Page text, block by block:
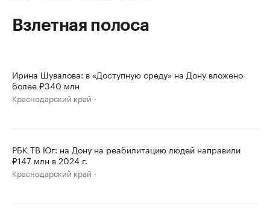
Взлетная полоса
Ирина Шувалова: в «Доступную среду» на Дону вложено
более ₽340 млн
Краснодарский край
РБК ТВ Юг: на Дону на реабилитацию людей направили
₽147 млн в 2024 г.
Краснодарский край